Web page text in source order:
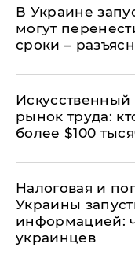
В Украине
могут
сроки –
Искусственный
рынок труда:
более $100
Налоговая и
Украины
информацией:
украинцев